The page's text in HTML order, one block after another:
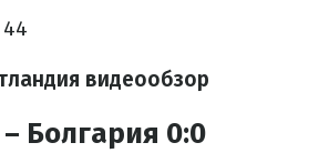
видеообзор
Болгария 0:0